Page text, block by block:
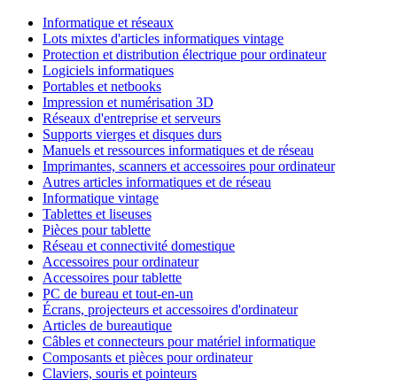
Informatique et réseaux
Lots mixtes d'articles informatiques vintage
Protection et distribution électrique pour ordinateur
Logiciels informatiques
Portables et netbooks
Impression et numérisation 3D
Réseaux d'entreprise et serveurs
Supports vierges et disques durs
Manuels et ressources informatiques et de réseau
Imprimantes, scanners et accessoires pour ordinateur
Autres articles informatiques et de réseau
Informatique vintage
Tablettes et liseuses
Pièces pour tablette
Réseau et connectivité domestique
Accessoires pour ordinateur
Accessoires pour tablette
PC de bureau et tout-en-un
Écrans, projecteurs et accessoires d'ordinateur
Articles de bureautique
Câbles et connecteurs pour matériel informatique
Composants et pièces pour ordinateur
Claviers, souris et pointeurs